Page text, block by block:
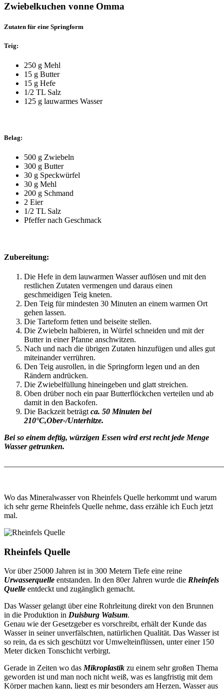
Zwiebelkuchen vonne Omma
Zutaten für eine Springform
Teig:
250 g Mehl
15 g Butter
15 g Hefe
1/2 TL Salz
125 g lauwarmes Wasser
Belag:
500 g Zwiebeln
300 g Butter
30 g Speckwürfel
30 g Mehl
200 g Schmand
2 Eier
1/2 TL Salz
Pfeffer nach Geschmack
Zubereitung:
Die Hefe in dem lauwarmen Wasser auflösen und mit den
restlichen Zutaten vermengen und daraus einen
geschmeidigen Teig kneten.
Den Teig für mindesten 30 Minuten an einem warmen Ort
gehen lassen.
Die Tarteform fetten und beiseite stellen.
Die Zwiebeln halbieren, in Würfel schneiden und mit der
Butter in einer Pfanne anschwitzen.
Nach und nach die übrigen Zutaten hinzufügen und alles gut
miteinander verrühren.
Den Teig ausrollen, in die Springform legen und an den
Rändern andrücken.
Die Zwiebelfüllung hineingeben und glatt streichen.
Oben drüber noch ein paar Butterflöckchen verteilen und ab
damit in den Backofen.
Die Backzeit beträgt ca. 50 Minuten bei
210°C,Ober-/Unterhitze.
Bei so einem deftig, würzigen Essen wird erst recht jede Menge
Wasser getrunken.
Wo das Mineralwasser von Rheinfels Quelle herkommt und warum
ich sehr gerne Rheinfels Quelle nehme, dass erzähle ich Euch jetzt
mal.
Rheinfels Quelle
Vor über 25000 Jahren ist in 300 Metern Tiefe eine reine
Urwasserquelle entstanden. In den 80er Jahren wurde die Rheinfels
Quelle entdeckt und zugänglich gemacht.
Das Wasser gelangt über eine Rohrleitung direkt von den Brunnen
in die Produktion in Duisburg Walsum.
Genau wie der Gesetzgeber es vorschreibt, erhält der Kunde das
Wasser in seiner unverfälschten, natürlichen Qualität. Das Wasser ist
so rein, da es sich geschützt vor Umwelteinflüssen, unter einer 150
Meter dicken Tonschicht verbirgt.
Gerade in Zeiten wo das Mikroplastik zu einem sehr großen Thema
geworden ist und man noch nicht weiß, was es langfristig mit dem
Körper machen kann, liegt es mir besonders am Herzen, Wasser aus